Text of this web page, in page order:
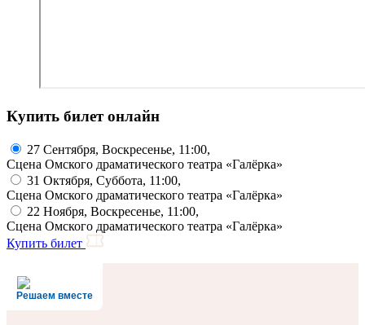
Купить билет онлайн
27 Сентября, Воскресенье, 11:00,
Сцена Омского драматического театра «Галёрка»
31 Октября, Суббота, 11:00,
Сцена Омского драматического театра «Галёрка»
22 Ноября, Воскресенье, 11:00,
Сцена Омского драматического театра «Галёрка»
Купить билет
Решаем вместе